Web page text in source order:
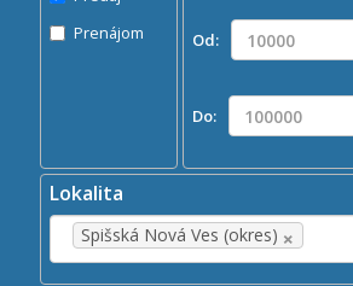
Hľadaj
Prenájom
Od:
Do:
Lokalita
×
Spišská Nová Ves (okres)